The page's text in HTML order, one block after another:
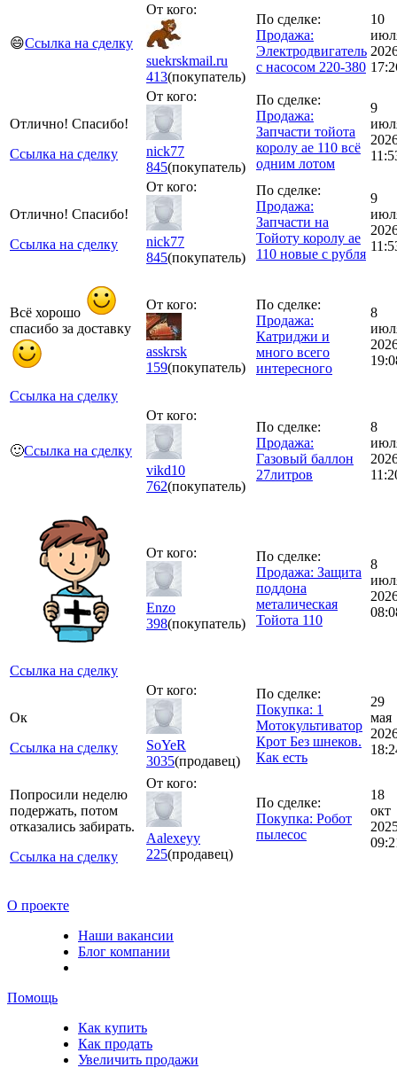
😄Ссылка на сделку
От кого:
suekrskmail.ru
413(покупатель)
По сделке:
Продажа:
Электродвигатель
с насосом 220-380
10
Отлично! Спасибо!
Ссылка на сделку
От кого:
nick77
845(покупатель)
По сделке:
Продажа:
Запчасти тойота
королу ае 110 всё
одним лотом
9
Отлично! Спасибо!
Ссылка на сделку
От кого:
nick77
845(покупатель)
По сделке:
Продажа:
Запчасти на
Тойоту королу ае
110 новые с рубля
9
Всё хорошо
спасибо за доставку
Ссылка на сделку
От кого:
asskrsk
159(покупатель)
По сделке:
Продажа:
Катриджи и
много всего
интересного
8
🙂Ссылка на сделку
От кого:
vikd10
762(покупатель)
По сделке:
Продажа:
Газовый баллон
27литров
8
Ссылка на сделку
От кого:
Еnzo
398(покупатель)
По сделке:
Продажа: Защита
поддона
металическая
Тойота 110
8
Ок
Ссылка на сделку
От кого:
SoYeR
3035(продавец)
По сделке:
Покупка: 1
Мотокультиватор
Крот Без шнеков.
Как есть
29
мая
Попросили неделю
подержать, потом
отказались забирать.
Ссылка на сделку
От кого:
Aalexeyy
225(продавец)
По сделке:
Покупка: Робот
пылесос
18
окт
О проекте
Наши вакансии
Блог компании
Помощь
Как купить
Как продать
Увеличить продажи